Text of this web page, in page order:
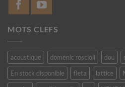
MOTS CLEFS
acoustique domenic roscioli dou
En stock disponible
fleta lattice